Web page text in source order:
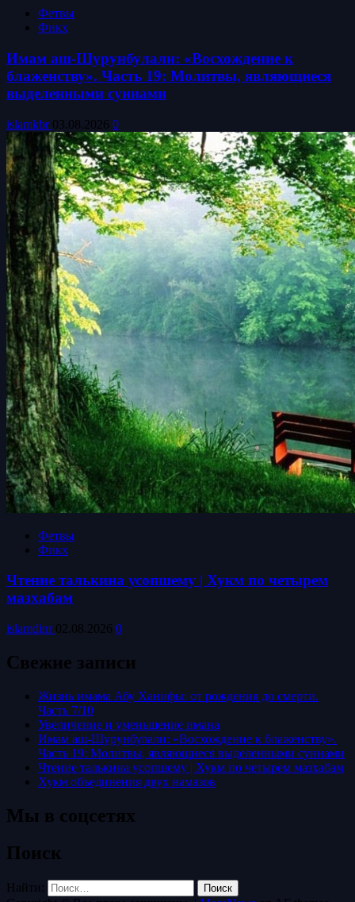
Фетвы
Фикх
Имам аш-Шурунбулали: «Восхождение к
блаженству». Часть 19: Молитвы, являющиеся
выделенными суннами
islamkbr 03.08.2026 0
Фетвы
Фикх
Чтение талькина усопшему | Хукм по четырем
мазхабам
islamdinr 02.08.2026 0
Свежие записи
Жизнь имама Абу Ханифы: от рождения до смерти.
Часть 7/10
Увеличение и уменьшение имана
Имам аш-Шурунбулали: «Восхождение к блаженству».
Часть 19: Молитвы, являющиеся выделенными суннами
Чтение талькина усопшему | Хукм по четырем мазхабам
Хукм объединения двух намазов
Мы в соцсетях
Поиск
Найти: